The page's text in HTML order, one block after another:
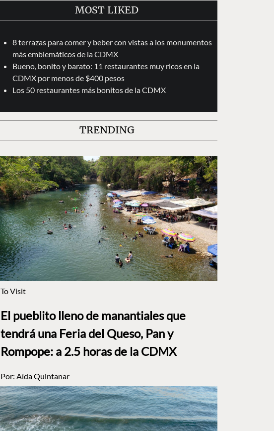
MOST LIKED
8 terrazas para comer y beber con vistas a los monumentos
más emblemáticos de la CDMX
Bueno, bonito y barato: 11 restaurantes muy ricos en la
CDMX por menos de $400 pesos
Los 50 restaurantes más bonitos de la CDMX
TRENDING
To Visit
El pueblito lleno de manantiales que
tendrá una Feria del Queso, Pan y
Rompope: a 2.5 horas de la CDMX
Por: Aída Quintanar